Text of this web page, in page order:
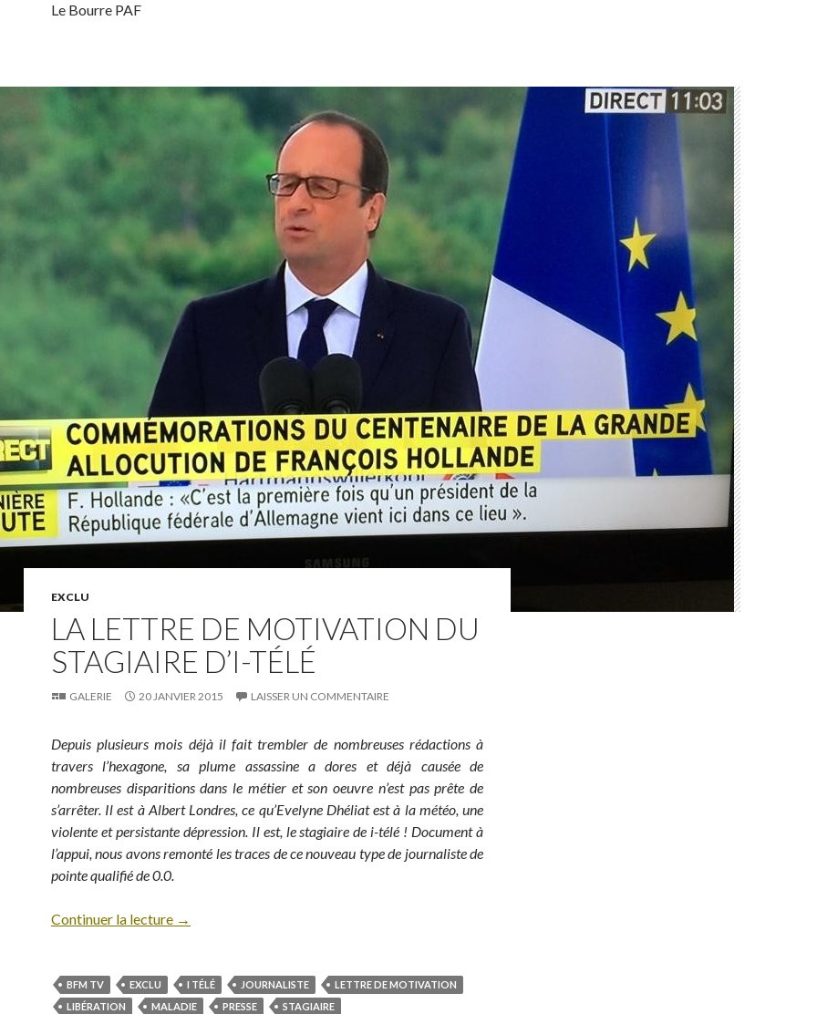
Le Bourre PAF
EXCLU
LA LETTRE DE MOTIVATION DU
STAGIAIRE D’I-TÉLÉ
GALERIE 20 JANVIER 2015 LAISSER UN COMMENTAIRE
Depuis plusieurs mois déjà il fait trembler de nombreuses rédactions à
travers l’hexagone, sa plume assassine a dores et déjà causée de
nombreuses disparitions dans le métier et son oeuvre n’est pas prête de
s’arrêter. Il est à Albert Londres, ce qu’Evelyne Dhéliat est à la météo, une
violente et persistante dépression. Il est, le stagiaire de i-télé ! Document à
l’appui, nous avons remonté les traces de ce nouveau type de journaliste de
pointe qualifié de 0.0.
Continuer la lecture →
BFM TV EXCLU I TÉLÉ JOURNALISTE
LETTRE DE MOTIVATION
LIBÉRATION
MALADIE PRESSE STAGIAIRE